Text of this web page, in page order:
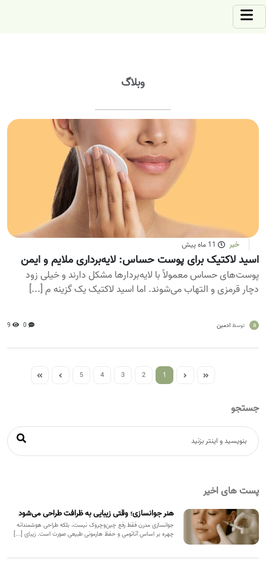
وبلاگ
خبر 11 ماه پیش
اسید لاکتیک برای پوست حساس: لایه‌برداری ملایم و ایمن
پوست‌های حساس معمولاً با لایه‌بردارها مشکل دارند و خیلی زود
دچار قرمزی و التهاب می‌شوند. اما اسید لاکتیک یک گزینه م [...]
a توسط ادمین 0
9
1
2
3
4
5
جستجو
پست های اخیر
هنر جوانسازی؛ وقتی زیبایی به ظرافت طراحی می‌شود
جوانسازی مدرن فقط رفع چین‌وچروک نیست، بلکه طراحی هوشمندانه
چهره بر اساس آناتومی و حفظ هارمونی طبیعی صورت است. زیبای [...]